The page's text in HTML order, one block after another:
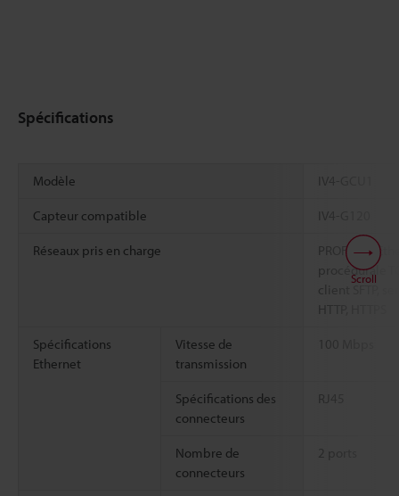
Spécifications
Modèle IV4-GCU1
Capteur compatible IV4-G120
Réseaux pris en charge
PROFINET,
procédurale
client SFTP,
HTTP, HTTPS
Spécifications
Ethernet
Vitesse de
transmission
Spécifications des
connecteurs
RJ45
Nombre de
connecteurs
2 ports
Scroll